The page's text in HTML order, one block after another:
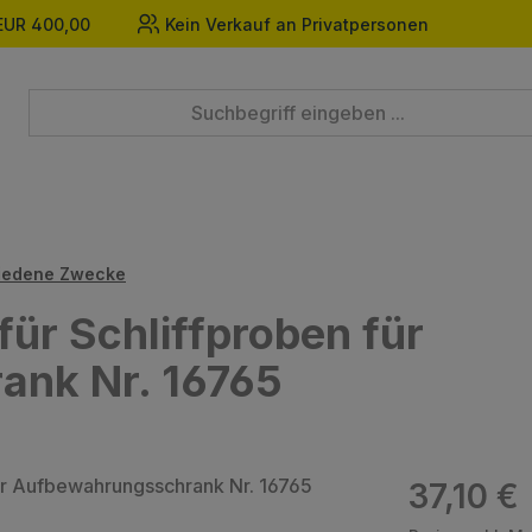
400,00 Kein Verkauf an Privatpersonen
Zwecke
Schliffproben für
Nr. 16765
Regulärer
37,10 €